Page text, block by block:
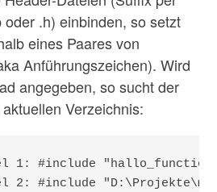
oder .h) einbinden, so setzt
eines Paares von
Anführungszeichen). Wird
angegeben, so sucht der
Verzeichnis:
1: #include
2: #include